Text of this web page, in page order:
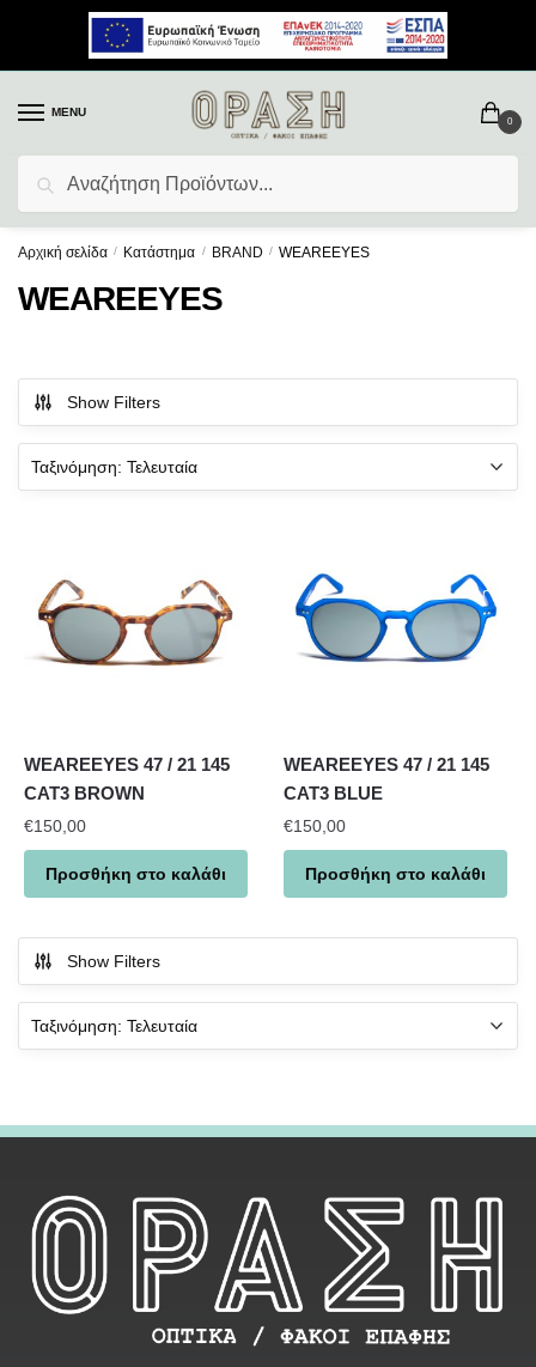
MENU
Αναζήτηση
0
Αρχική σελίδα / Κατάστημα / BRAND / WEAREEYES
WEAREEYES
Show Filters
WEAREEYES 47 / 21 145
CAT3 BROWN
€150,00
Προσθήκη στο καλάθι
WEAREEYES 47 / 21 145
CAT3 BLUE
€150,00
Προσθήκη στο καλάθι
Show Filters